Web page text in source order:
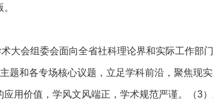
大会组委会面向全省社科理论界和实际工作部
题和各专场核心议题，立足学科前沿，聚焦现
应用价值，学风文风端正，学术规范严谨。（3